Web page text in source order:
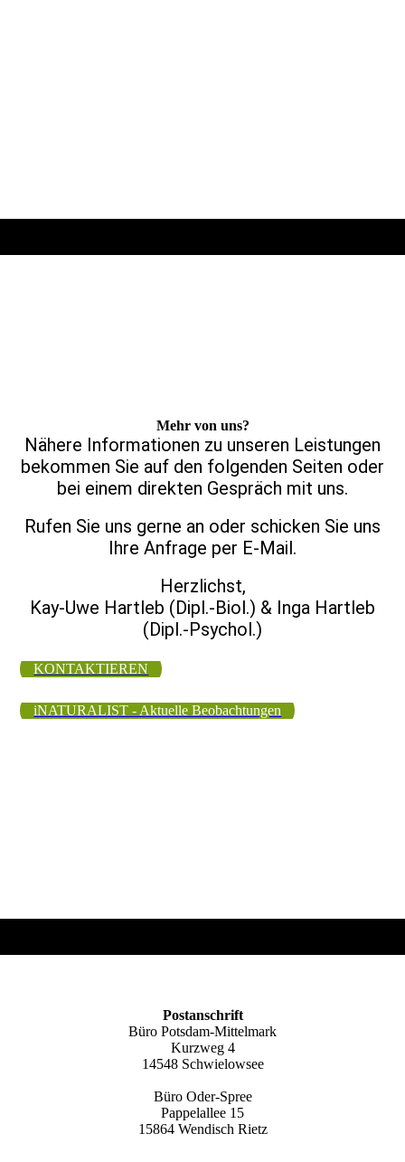
Mehr von uns?
Nähere Informationen zu unseren Leistungen
bekommen Sie auf den folgenden Seiten oder
bei einem direkten Gespräch mit uns.
Rufen Sie uns gerne an oder schicken Sie uns
Ihre Anfrage per E-Mail.
Herzlichst,
Kay-Uwe Hartleb (Dipl.-Biol.) & Inga Hartleb
(Dipl.-Psychol.)
KONTAKTIEREN
iNATURALIST - Aktuelle Beobachtungen
Postanschrift
Büro Potsdam-Mittelmark
Kurzweg 4
14548 Schwielowsee
Büro Oder-Spree
Pappelallee 15
15864 Wendisch Rietz